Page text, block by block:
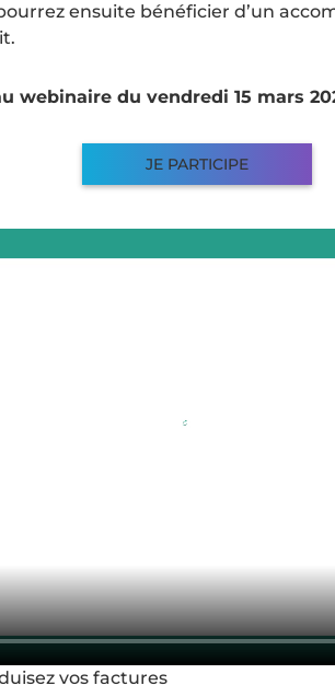
ensuite bénéficier d’un
webinaire du vendredi 15 mars
JE PARTICIPE
vos factures